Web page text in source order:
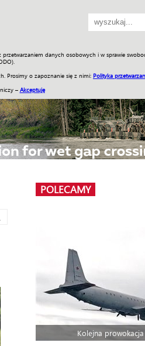
danych osobowych i w sprawie
Prosimy o zapoznanie się z nimi: Polityka
– Akceptuję
SKLEP Jednodniówki
POLECAMY
Kolejna prowokacja